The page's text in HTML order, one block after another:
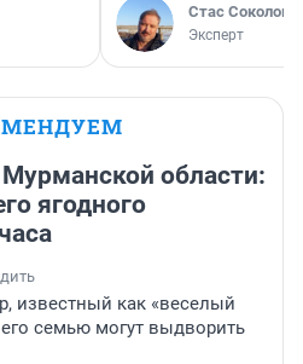
Стас Соколов
Эксперт
области:
ягодного
известный как «веселый
семью могут выдворить